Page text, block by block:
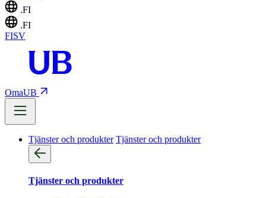
.FI
.FI
FISV
OmaUB
Tjänster och produkter Tjänster och produkter
Tjänster och produkter